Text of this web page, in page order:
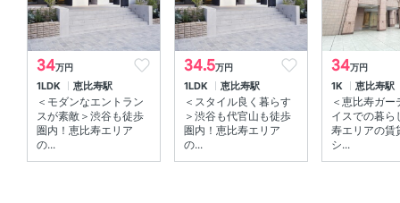
室内設備
室内洗濯機置場 、 エアコン
部屋の特徴
メゾネット 、 全居室フローリング 、 バルコニー 、 南向
き 、 角部屋
34万円
1LDK 恵比寿駅
＜モダンなエントラン
スが素敵＞渋谷も徒歩
圏内！恵比寿エリア
の...
34.5万円
1LDK 恵比寿駅
＜スタイル良く暮らす
＞渋谷も代官山も徒歩
圏内！恵比寿エリア
の...
34万円
1K 恵比寿駅
＜恵比寿ガー
イスでの暮ら
寿エリアの賃
シ...